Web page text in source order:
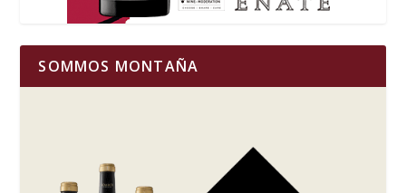
SOMMOS MONTAÑA